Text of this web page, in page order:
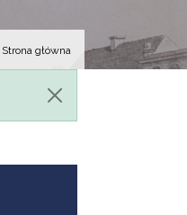
Strona główna